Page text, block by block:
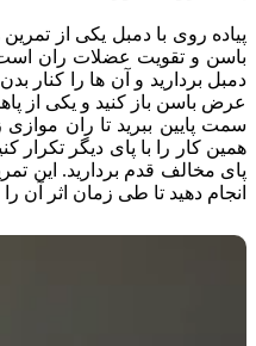
پیاده روی با دمبل یکی از
باسن و تقویت عضلات ران
دمبل بردارید و آن ها را کنار
عرض باسن باز کنید و یکی از
سمت پایین ببرید تا ران
همین کار را با پای دیگر تکرار
پای مخالف قدم بردارید. این
انجام دهید تا طی زمان اثر آن